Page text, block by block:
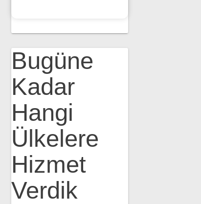
Bugüne
Kadar
Hangi
Ülkelere
Hizmet
Verdik